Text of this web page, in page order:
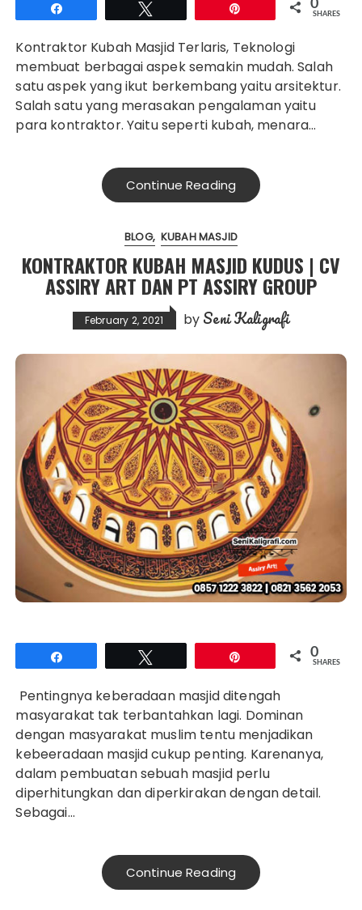
0
SHARES
Kontraktor Kubah Masjid Terlaris, Teknologi
membuat berbagai aspek semakin mudah. Salah
satu aspek yang ikut berkembang yaitu arsitektur.
Salah satu yang merasakan pengalaman yaitu
para kontraktor. Yaitu seperti kubah, menara…
Continue Reading
BLOG KUBAH MASJID
KONTRAKTOR KUBAH MASJID KUDUS | CV
ASSIRY ART DAN PT ASSIRY GROUP
February 2, 2021 by Seni Kaligrafi
0
SHARES
Pentingnya keberadaan masjid ditengah
masyarakat tak terbantahkan lagi. Dominan
dengan masyarakat muslim tentu menjadikan
kebeeradaan masjid cukup penting. Karenanya,
dalam pembuatan sebuah masjid perlu
diperhitungkan dan diperkirakan dengan detail.
Sebagai…
Continue Reading